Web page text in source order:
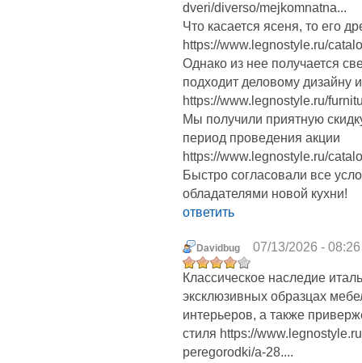
dveri/diverso/mejkomnatna...
Что касается ясеня, то его
https://www.legnostyle.ru/
Однако из нее получается
подходит деловому дизайну
https://www.legnostyle.ru/
Мы получили приятную
период проведения акции
https://www.legnostyle.ru/
Быстро согласовали все
обладателями новой кухни!
ответить
Davidbug 07/13/2026 - 08:26
Классическое наследие
эксклюзивных образцах
интерьеров, а также
стиля https://
peregorodki/a-28....